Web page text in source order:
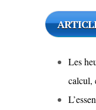
Les
calcul,